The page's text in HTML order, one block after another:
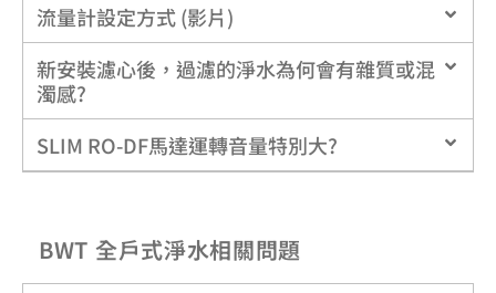
流量計設定方式 (影片)
新安裝濾心後，過濾的淨水為何會有雜質或混
濁感?
SLIM RO-DF馬達運轉音量特別大?
BWT 全戶式淨水相關問題